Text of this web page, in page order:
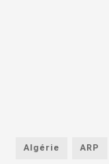
Algérie ARP